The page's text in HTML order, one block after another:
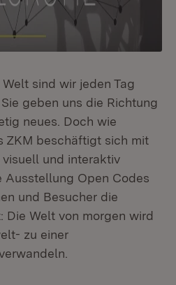
sind wir jeden Tag
geben uns die Richtung
neues. Doch wie
ZKM beschäftigt sich mit
und interaktiv
Ausstellung Open Codes
und Besucher die
Welt von morgen wird
zu einer